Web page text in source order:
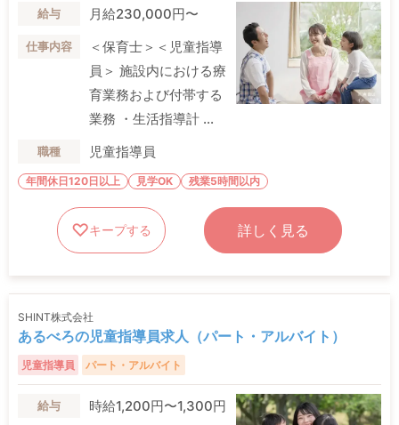
給与 月給230,000円〜
仕事内容
＜保育士＞＜児童指導
員＞ 施設内における療
育業務および付帯する
業務 ・生活指導計 ...
職種 児童指導員
年間休日120日以上 見学OK 残業5時間以内
キープする 詳しく見る
SHINT株式会社
あるべろの児童指導員求人（パート・アルバイト）
児童指導員 パート・アルバイト
給与 時給1,200円〜1,300円